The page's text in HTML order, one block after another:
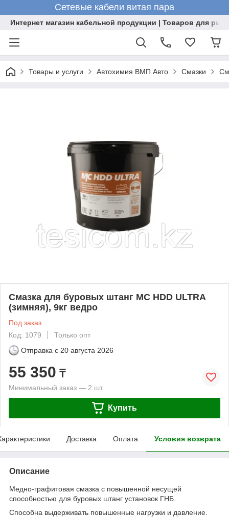
Сетевые кабели витая пара
Интернет магазин кабельной продукции | Товаров для
Товары и услуги Автохимия ВМП Авто Смазки
Смазка для буровых штанг МС HDD ULTRA
(зимняя), 9кг ведро
Под заказ
Код: 1079
Только опт
Отправка с 20 августа 2026
55 350 ₸
Минимальный заказ — 2 шт.
Купить
Доставка Оплата Условия возврата
Описание
Медно-графитовая смазка с повышенной несущей
способностью для буровых штанг установок ГНБ.
Способна выдерживать повышенные нагрузки и давление.